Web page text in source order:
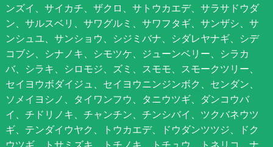
ンズイ、サイカチ、ザクロ、サトウカエデ、サラサドウダ
ン、サルスベリ、サワグルミ、サワフタギ、サンザシ、サ
ンシュユ、サンショウ、シジミバナ、シダレヤナギ、シデ
コブシ、シナノキ、シモツケ、ジューンベリー、シラカ
バ、シラキ、シロモジ、ズミ、スモモ、スモークツリー、
セイヨウボダイジュ、セイヨウニンジンボク、センダン、
ソメイヨシノ、タイワンフウ、タニウツギ、ダンコウバ
イ、チドリノキ、チャンチン、チンシバイ、ツクバネウツ
ギ、テンダイウヤク、トウカエデ、ドウダンツツジ、ドク